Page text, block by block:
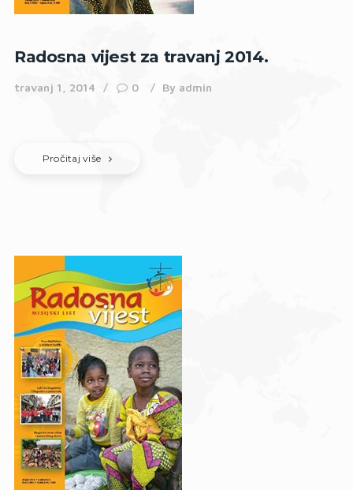
Radosna vijest za travanj 2014.
travanj 1, 2014 0 By admin
Pročitaj više